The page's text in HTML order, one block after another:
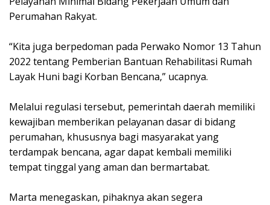
Perumahan Rakyat.
“Kita juga berpedoman pada Perwako Nomor 13 Tahun
2022 tentang Pemberian Bantuan Rehabilitasi Rumah
Layak Huni bagi Korban Bencana,” ucapnya.
Melalui regulasi tersebut, pemerintah daerah memiliki
kewajiban memberikan pelayanan dasar di bidang
perumahan, khususnya bagi masyarakat yang
terdampak bencana, agar dapat kembali memiliki
tempat tinggal yang aman dan bermartabat.
Marta menegaskan, pihaknya akan segera